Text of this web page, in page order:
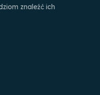
znaleźć ich